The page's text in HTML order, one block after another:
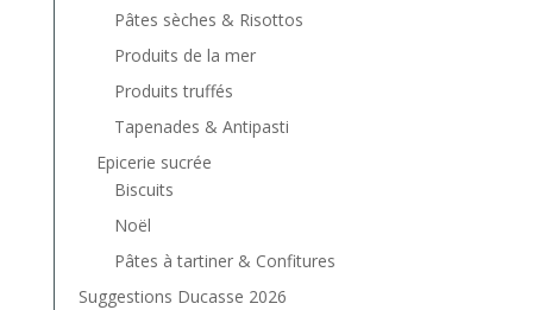
Pâtes sèches & Risottos
Produits de la mer
Produits truffés
Tapenades & Antipasti
Epicerie sucrée
Biscuits
Noël
Pâtes à tartiner & Confitures
Suggestions Ducasse 2026